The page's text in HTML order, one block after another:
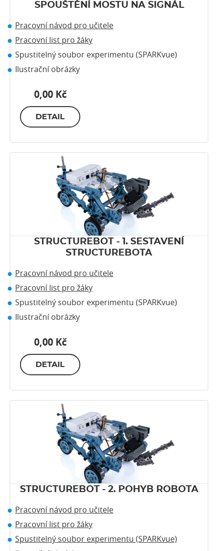
SPOUŠTĚNÍ MOSTU NA SIGNÁL
Pracovní návod pro učitele
Pracovní list pro žáky
Spustitelný soubor experimentu (SPARKvue)
Ilustrační obrázky
0,00 Kč
DETAIL
STRUCTUREBOT - 1. SESTAVENÍ
STRUCTUREBOTA
Pracovní návod pro učitele
Pracovní list pro žáky
Spustitelný soubor experimentu (SPARKvue)
Ilustrační obrázky
0,00 Kč
DETAIL
STRUCTUREBOT - 2. POHYB ROBOTA
Pracovní návod pro učitele
Pracovní list pro žáky
Spustitelný soubor experimentu (SPARKvue)